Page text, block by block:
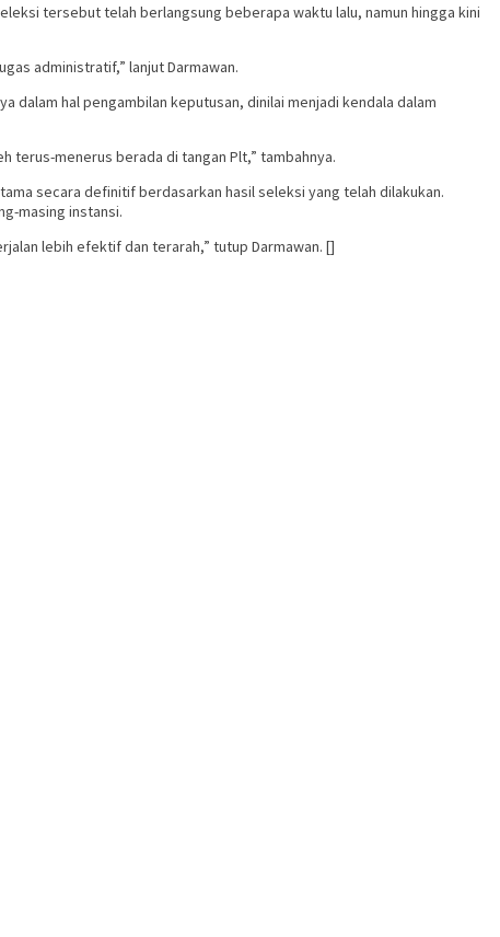
tersebut telah berlangsung beberapa waktu lalu, namun hingga kini
administratif,” lanjut Darmawan.
dalam hal pengambilan keputusan, dinilai menjadi kendala dalam
terus-menerus berada di tangan Plt,” tambahnya.
secara definitif berdasarkan hasil seleksi yang telah dilakukan.
masing instansi.
lebih efektif dan terarah,” tutup Darmawan. []